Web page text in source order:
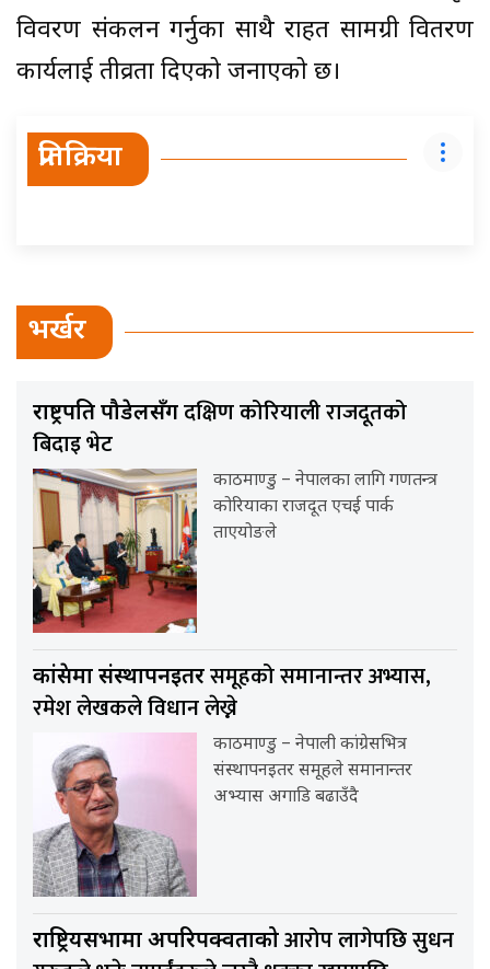
विवरण संकलन गर्नुका साथै राहत सामग्री वितरण
कार्यलाई तीव्रता दिएको जनाएको छ।
प्रतिक्रिया
भर्खर
राष्ट्रपति पौडेलसँगदक्षिण कोरियाली राजदूतको
बिदाइ भेट
काठमाण्डु – नेपालका लागि गणतन्त्र
कोरियाका राजदूत एचई पार्क
ताएयोङले
कांग्रेसमा संस्थापनइतरसमूहको समानान्तर अभ्यास,
रमेश लेखकले विधान लेख्ने
काठमाण्डु – नेपाली कांग्रेसभित्र
संस्थापनइतर समूहले समानान्तर
अभ्यास अगाडि बढाउँदै
राष्ट्रियसभामा अपरिपक्वताकोआरोप लागेपछि सुधन